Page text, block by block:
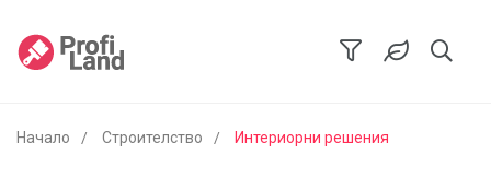
Начало Строителство Интериорни решения